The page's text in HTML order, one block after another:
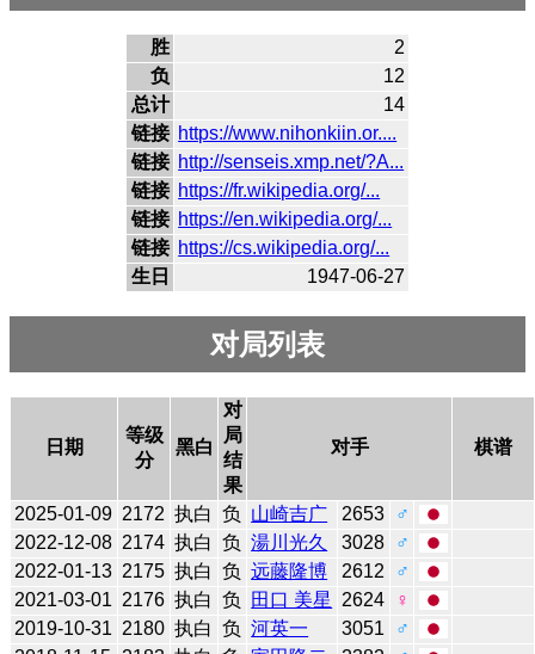
胜
2
负
12
总计
14
链接 https://www.nihonkiin.or....
链接 http://senseis.xmp.net/?A...
链接 https://fr.wikipedia.org/...
链接 https://en.wikipedia.org/...
链接 https://cs.wikipedia.org/...
生日
1947-06-27
对局列表
日期
等级
分
黑白
对
局
结
果
对手 棋谱
2025-01-09 2172 执白 负 山崎吉广 2653
♂
2022-12-08 2174 执白 负 湯川光久 3028
♂
2022-01-13 2175 执白 负 远藤隆博 2612
♂
2021-03-01 2176 执白 负 田口 美星 2624
♀
2019-10-31 2180 执白 负 河英一 3051
♂